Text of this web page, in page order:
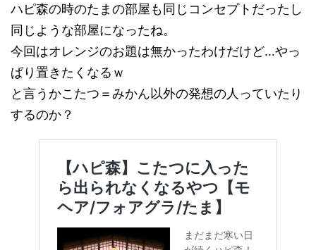
ハピ森の時のたまの部屋も同じコンセプトだったし
同じような部屋になったね。
今回はオレンジのお題は無かったわけだけど…やっ
ぱり置きたくなるｗ
と言うかこたつ＝みかん以外の発想の人っていたり
するのか？